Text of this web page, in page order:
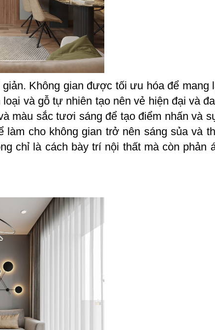
Không gian được tối ưu hóa để mang
và gỗ tự nhiên tạo nên vẻ hiện đại và
màu sắc tươi sáng để tạo điểm nhấn và
cho không gian trở nên sáng sủa và
chỉ là cách bày trí nội thất mà còn phản